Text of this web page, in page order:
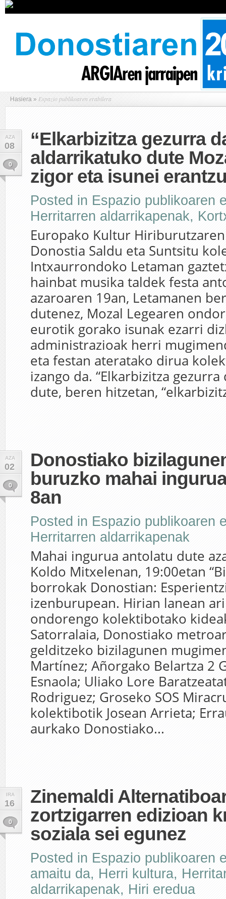
Hasiera » Espazio publikoaren erabilera
AZA
08
0
“Elkarbizitza gezurra
aldarrikatuko dute
zigor eta isunei
Posted in Espazio publikoaren
Herritarren aldarrikapenak,
Europako Kultur
Donostia Saldu eta Suntsitu
Intxaurrondoko Letaman
hainbat musika taldek festa
azaroaren 19an, Letamanen
dutenez, Mozal Legearen
eurotik gorako isunak ezarri
administrazioak herri
eta festan ateratako dirua
izango da. “Elkarbizitza
dute, beren hitzetan,
AZA
02
0
Donostiako
buruzko mahai
8an
Posted in Espazio publikoaren
Herritarren aldarrikapenak
Mahai ingurua antolatu dute
Koldo Mitxelenan, 19:00etan
borrokak Donostian:
izenburupean. Hirian lanean
ondorengo kolektibotako
Satorralaia, Donostiako
gelditzeko bizilagunen
Martínez; Añorgako Belartza 2
Esnaola; Uliako Lore
Rodriguez; Groseko SOS
kolektibotik Josean Arrieta;
aurkako Donostiako...
IRA
16
0
Zinemaldi
zortzigarren edizioan
soziala sei egunez
Posted in Espazio publikoaren
amaitu da, Herri kultura,
aldarrikapenak, Hiri eredua